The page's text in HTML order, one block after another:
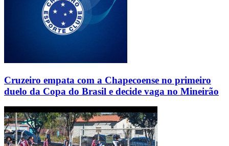
Cruzeiro empata com a Chapecoense no primeiro
duelo da Copa do Brasil e decide vaga no Mineirão